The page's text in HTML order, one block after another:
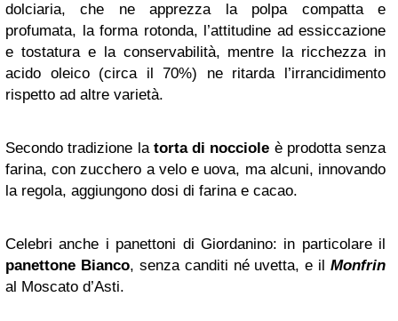
dolciaria, che ne apprezza la polpa compatta e
profumata, la forma rotonda, l’attitudine ad essiccazione
e tostatura e la conservabilità, mentre la ricchezza in
acido oleico (circa il 70%) ne ritarda l’irrancidimento
rispetto ad altre varietà.
Secondo tradizione la torta di nocciole è prodotta senza
farina, con zucchero a velo e uova, ma alcuni, innovando
la regola, aggiungono dosi di farina e cacao.
Celebri anche i panettoni di Giordanino: in particolare il
panettone Bianco, senza canditi né uvetta, e il Monfrin
al Moscato d’Asti.